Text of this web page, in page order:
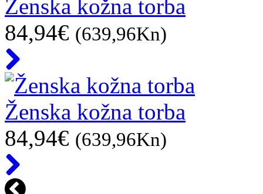
Ženska kožna torba
84,94€ (639,96Kn)
Ženska kožna torba
84,94€ (639,96Kn)